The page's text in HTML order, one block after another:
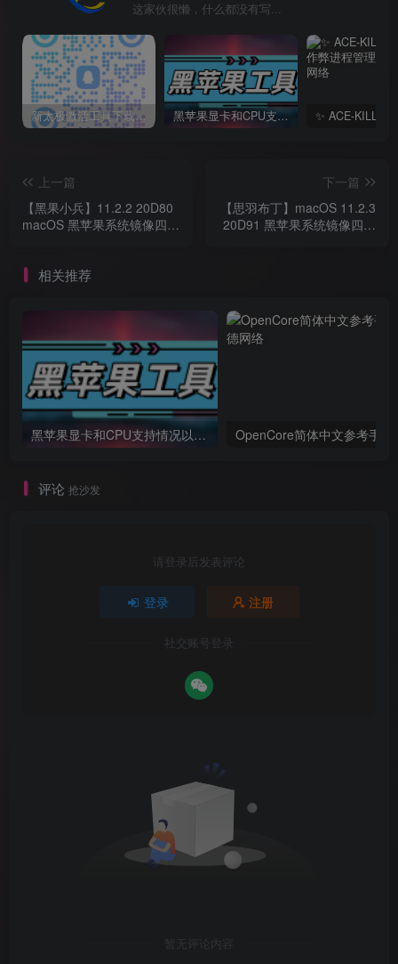
这家伙很懒，什么都没有写...
新太极激活工具下载/教程/充值/开户(QQ交流群号749113977) 黑苹果显卡和CPU支持情况以及购买硬件防踩坑指南
上一篇
【黑果小兵】11.2.2 20D80
macOS 黑苹果系统镜像四叶
下一篇
【思羽布丁】macOS 11.2.3
20D91 黑苹果系统镜像四叶
相关推荐
黑苹果显卡和CPU支持情况以及购买硬件防踩坑指南 OpenCore简体中文参考手册
评论 抢沙发
请登录后发表评论
登录 注册
社交账号登录
暂无评论内容